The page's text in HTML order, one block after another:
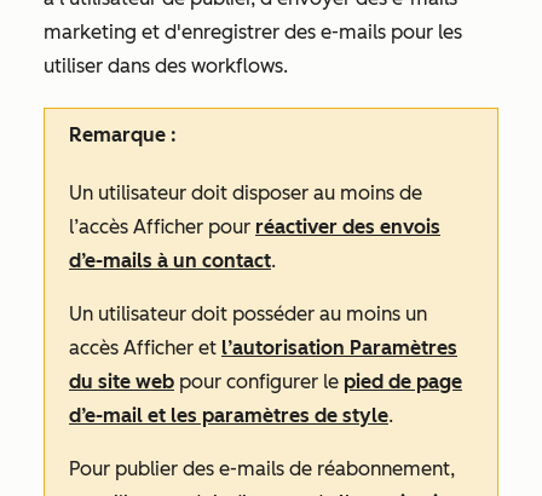
marketing et d'enregistrer des e-mails pour les
utiliser dans des workflows.
Remarque :
Un utilisateur doit disposer au moins de
l’accès Afficher pour réactiver des envois
d’e-mails à un contact.
Un utilisateur doit posséder au moins un
accès Afficher et l’autorisation Paramètres
du site web pour configurer le pied de page
d’e-mail et les paramètres de style.
Pour publier des e-mails de réabonnement,